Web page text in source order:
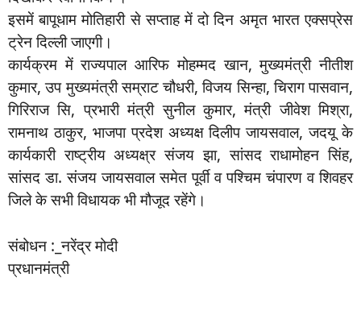
इसमें बापूधाम मोतिहारी से सप्ताह में दो दिन अमृत भारत एक्सप्रेस
ट्रेन दिल्ली जाएगी।
कार्यक्रम में राज्यपाल आरिफ मोहम्मद खान, मुख्यमंत्री नीतीश
कुमार, उप मुख्यमंत्री सम्राट चौधरी, विजय सिन्हा, चिराग पासवान,
गिरिराज सि, प्रभारी मंत्री सुनील कुमार, मंत्री जीवेश मिश्रा,
रामनाथ ठाकुर, भाजपा प्रदेश अध्यक्ष दिलीप जायसवाल, जदयू के
कार्यकारी राष्ट्रीय अध्यक्ष्र संजय झा, सांसद राधामोहन सिंह,
सांसद डा. संजय जायसवाल समेत पूर्वी व पश्चिम चंपारण व शिवहर
जिले के सभी विधायक भी मौजूद रहेंगे।
संबोधन :_नरेंद्र मोदी
प्रधानमंत्री